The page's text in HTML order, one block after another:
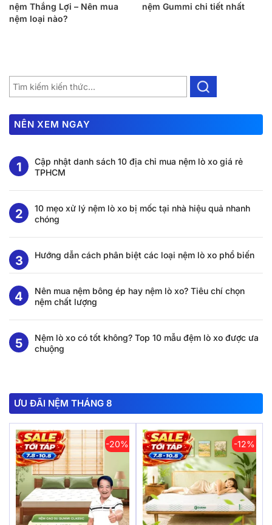
nệm Thắng Lợi – Nên mua
nệm loại nào?
nệm Gummi chi tiết nhất
NÊN XEM NGAY
Cập nhật danh sách 10 địa chỉ mua nệm lò xo giá rẻ
TPHCM
10 mẹo xử lý nệm lò xo bị mốc tại nhà hiệu quả nhanh
chóng
Hướng dẫn cách phân biệt các loại nệm lò xo phổ biến
Nên mua nệm bông ép hay nệm lò xo? Tiêu chí chọn
nệm chất lượng
Nệm lò xo có tốt không? Top 10 mẫu đệm lò xo được ưa
chuộng
ƯU ĐÃI NỆM THÁNG 8
-20% -12%